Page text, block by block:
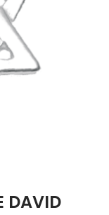
DAVID